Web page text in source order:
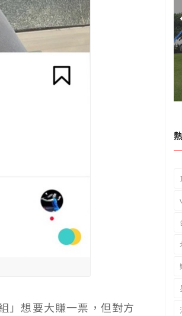
」想要大賺一票，但對方